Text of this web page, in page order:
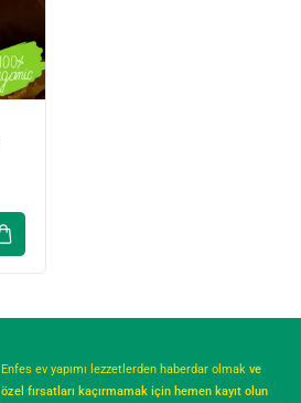
Enfes ev yapımı lezzetlerden haberdar olmak ve
özel fırsatları kaçırmamak için hemen kayıt olun